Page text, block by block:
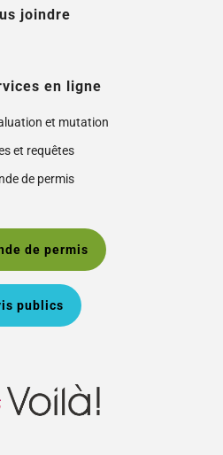
joindre
en ligne
et mutation
et requêtes
de permis
de permis
publics